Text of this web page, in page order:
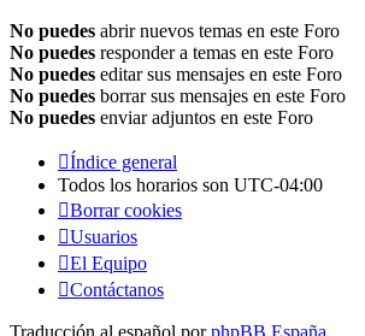
No puedes abrir nuevos temas en este Foro
No puedes responder a temas en este Foro
No puedes editar sus mensajes en este Foro
No puedes borrar sus mensajes en este Foro
No puedes enviar adjuntos en este Foro
Índice general
Todos los horarios son UTC-04:00
Borrar cookies
Usuarios
El Equipo
Contáctanos